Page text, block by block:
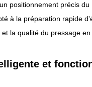
positionnement précis
à la préparation rapide
la qualité du pressage
et